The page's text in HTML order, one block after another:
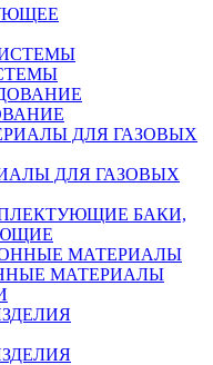
ДЛЯ ГАЗОВЫХ
БАКИ,
МАТЕРИАЛЫ